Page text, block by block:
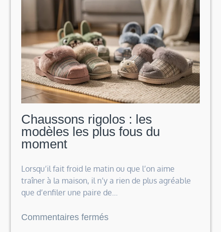
les
générations
Chaussons rigolos : les
modèles les plus fous du
moment
Lorsqu’il fait froid le matin ou que l’on aime
traîner à la maison, il n’y a rien de plus agréable
que d’enfiler une paire de…
Commentaires ferméssur